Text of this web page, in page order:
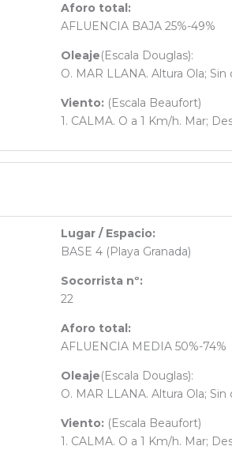
Aforo total:
AFLUENCIA BAJA 25%-49%
Oleaje(Escala Douglas):
O. MAR LLANA. Altura Ola;
Viento: (Escala Beaufort)
1. CALMA. O a 1 Km/h. Mar;
Lugar / Espacio:
BASE 4 (Playa Granada)
Socorrista nº:
22
Aforo total:
AFLUENCIA MEDIA 50%-74%
Oleaje(Escala Douglas):
O. MAR LLANA. Altura Ola;
Viento: (Escala Beaufort)
1. CALMA. O a 1 Km/h. Mar;